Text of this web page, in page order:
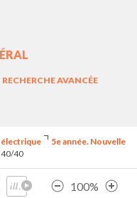
RECHERCHE AVANCÉE
électrique
5e année. Nouvelle
40/40
100%